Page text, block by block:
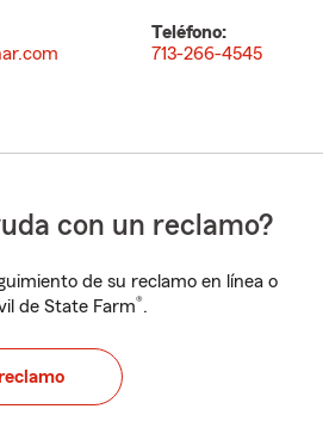
Teléfono:
713-266-4545
con un reclamo?
de su reclamo en línea o
de State Farm®.